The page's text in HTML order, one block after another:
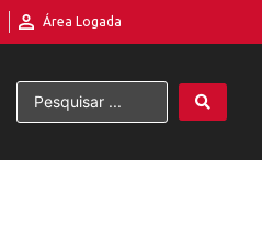
Área Logada